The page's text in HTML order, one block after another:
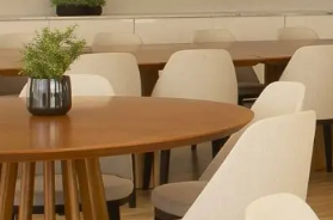
Parcerias Imobiliárias
Anunciar Imóveis